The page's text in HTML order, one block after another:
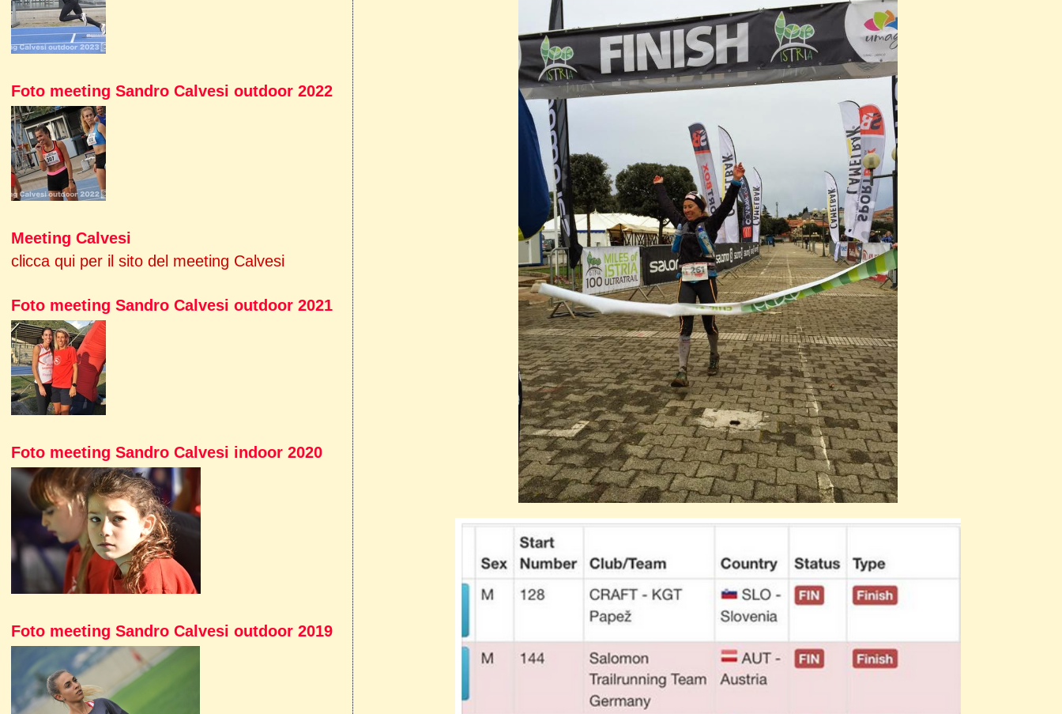
Foto meeting Sandro Calvesi outdoor 2022
Meeting Calvesi
clicca qui per il sito del meeting Calvesi
Foto meeting Sandro Calvesi outdoor 2021
Foto meeting Sandro Calvesi indoor 2020
Foto meeting Sandro Calvesi outdoor 2019